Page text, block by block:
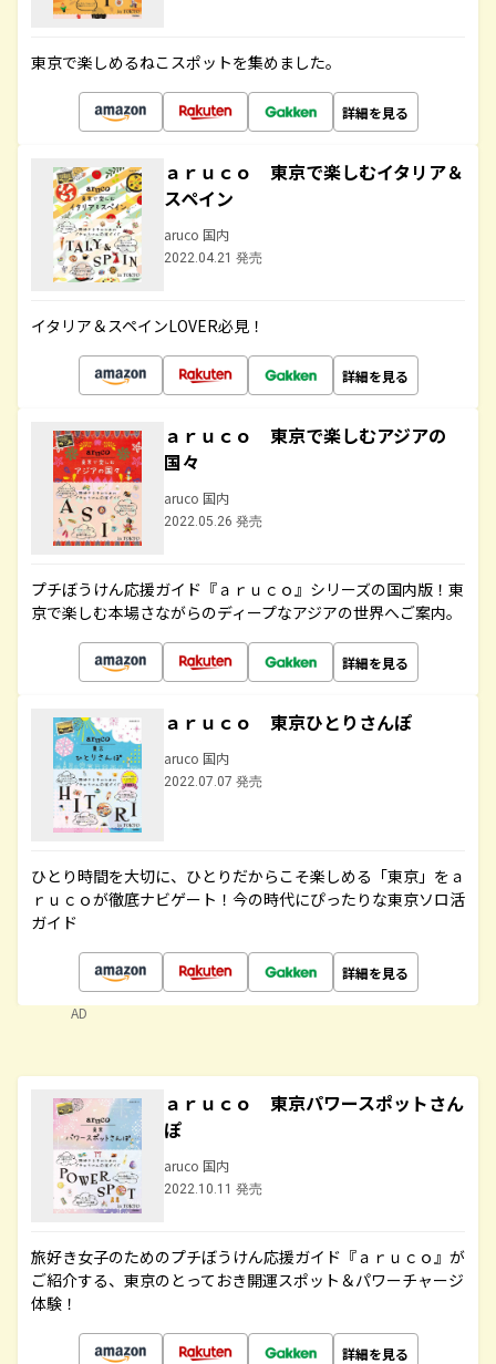
東京で楽しめるねこスポットを集めました。
詳細を見る
ａｒｕｃｏ 東京で楽しむイタリア＆
スペイン
aruco 国内
2022.04.21 発売
イタリア＆スペインLOVER必見！
詳細を見る
ａｒｕｃｏ 東京で楽しむアジアの
国々
aruco 国内
2022.05.26 発売
プチぼうけん応援ガイド『ａｒｕｃｏ』シリーズの国内版！東
京で楽しむ本場さながらのディープなアジアの世界へご案内。
詳細を見る
ａｒｕｃｏ 東京ひとりさんぽ
aruco 国内
2022.07.07 発売
ひとり時間を大切に、ひとりだからこそ楽しめる「東京」をａ
ｒｕｃｏが徹底ナビゲート！今の時代にぴったりな東京ソロ活
ガイド
詳細を見る
AD
ａｒｕｃｏ 東京パワースポットさん
ぽ
aruco 国内
2022.10.11 発売
旅好き女子のためのプチぼうけん応援ガイド『ａｒｕｃｏ』が
ご紹介する、東京のとっておき開運スポット＆パワーチャージ
体験！
詳細を見る